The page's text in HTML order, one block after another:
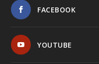
FACEBOOK
YOUTUBE